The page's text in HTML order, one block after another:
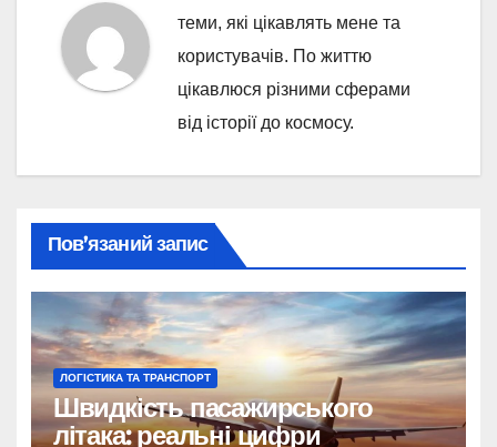
теми, які цікавлять мене та
користувачів. По життю
цікавлюся різними сферами
від історії до космосу.
Пов’язаний запис
ЛОГІСТИКА ТА ТРАНСПОРТ
Швидкість пасажирського
літака: реальні цифри